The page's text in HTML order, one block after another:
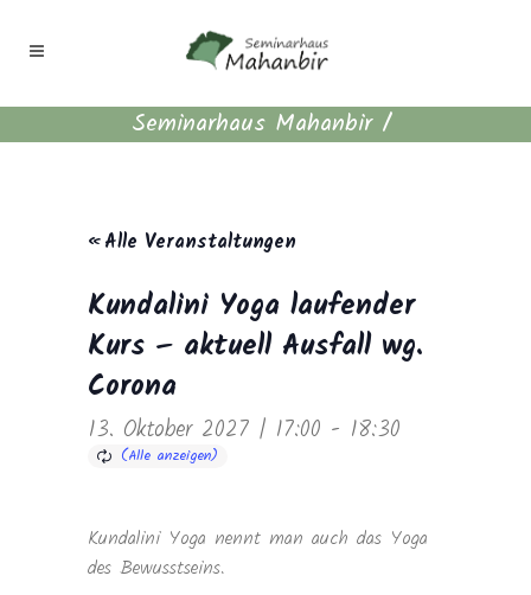
Seminarhaus Mahanbir/
« Alle Veranstaltungen
Kundalini Yoga laufender
Kurs – aktuell Ausfall wg.
Corona
13. Oktober 2027 | 17:00 - 18:30
Kundalini Yoga nennt man auch das Yoga
des Bewusstseins.